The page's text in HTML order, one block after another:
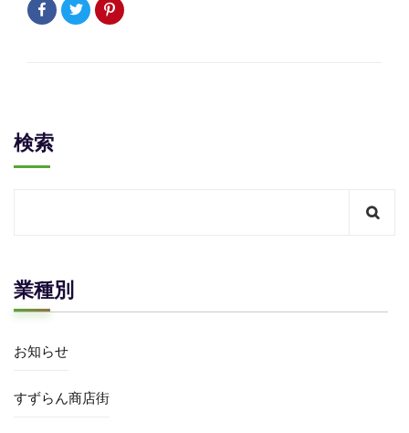
検索
業種別
お知らせ
すずらん商店街